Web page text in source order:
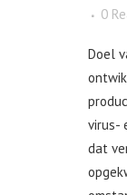
0
Doel
virus-
dat